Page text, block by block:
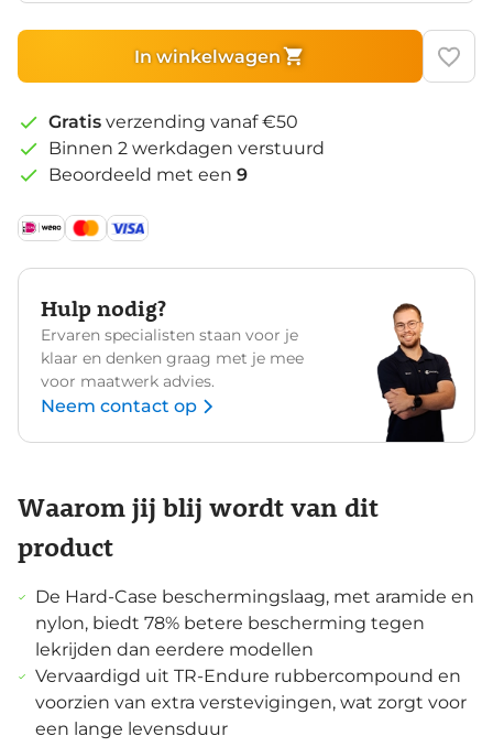
In winkelwagen
Gratis verzending vanaf €50
Binnen 2 werkdagen verstuurd
Beoordeeld met een 9
Hulp nodig?
Ervaren specialisten staan voor je
klaar en denken graag met je mee
voor maatwerk advies.
Neem contact op
Waarom jij blij wordt van dit
product
De Hard-Case beschermingslaag, met aramide en
nylon, biedt 78% betere bescherming tegen
lekrijden dan eerdere modellen
Vervaardigd uit TR-Endure rubbercompound en
voorzien van extra verstevigingen, wat zorgt voor
een lange levensduur